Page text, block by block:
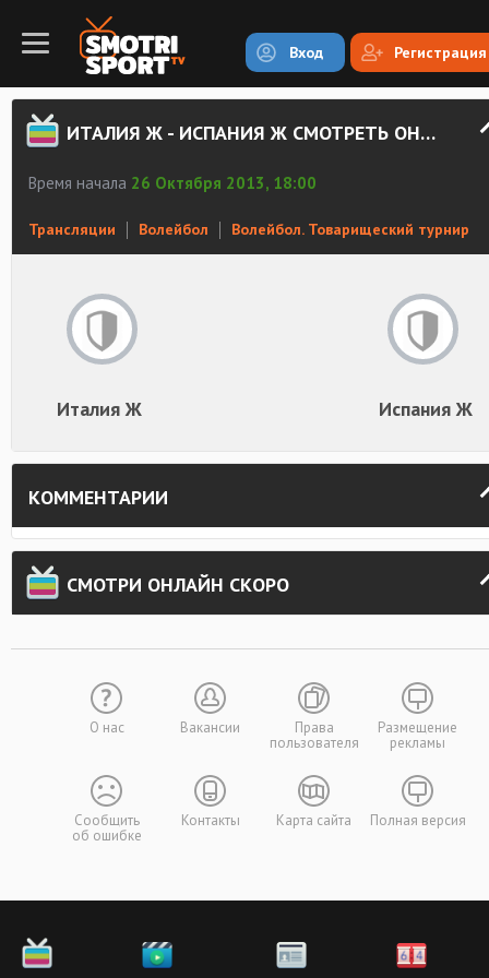
Вход Регистрация
ИТАЛИЯ Ж - ИСПАНИЯ Ж СМОТРЕТЬ ОНЛАЙН
Время начала 26 Октября 2013, 18:00
Трансляции Волейбол Волейбол. Товарищеский турнир
Италия Ж Испания Ж
КОММЕНТАРИИ
СМОТРИ ОНЛАЙН СКОРО
О нас Вакансии
Права
пользователя
Размещение
рекламы
Сообщить
об ошибке
Контакты Карта сайта Полная версия